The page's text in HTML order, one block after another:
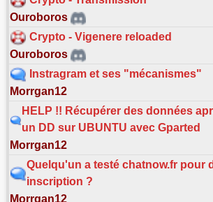
Ouroboros
Crypto - Vigenere reloaded
Ouroboros
Instragram et ses "mécanismes"
Morrgan12
HELP !! Récupérer des données
un DD sur UBUNTU avec Gparted
Morrgan12
Quelqu'un a testé chatnow.fr pour
inscription ?
Morrgan12